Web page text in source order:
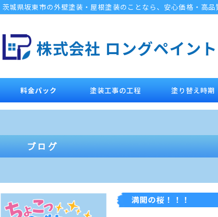
茨城県坂東市の外壁塗装・屋根塗装のことなら、安心価格・高
株式会社 ロングペイント
料金パック 塗装工事の工程 塗り替え時期
満開の桜！！！